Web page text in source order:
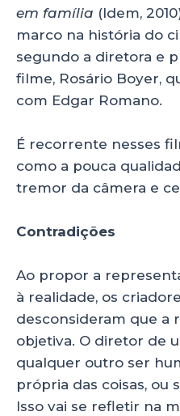
em família (Idem,
marco na história do
segundo a diretora e
filme, Rosário Boyer,
com Edgar Romano.
É recorrente nesses
como a pouca
tremor da câmera e
Contradições
Ao propor a
à realidade, os
desconsideram que a
objetiva. O diretor de
qualquer outro ser
própria das coisas, ou
Isso vai se refletir na